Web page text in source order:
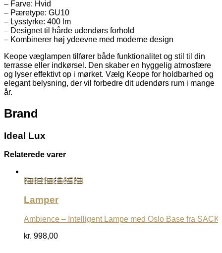
– Farve: Hvid
– Pæretype: GU10
– Lysstyrke: 400 lm
– Designet til hårde udendørs forhold
– Kombinerer høj ydeevne med moderne design
Keope væglampen tilfører både funktionalitet og stil til din
terrasse eller indkørsel. Den skaber en hyggelig atmosfære
og lyser effektivt op i mørket. Vælg Keope for holdbarhed og
elegant belysning, der vil forbedre dit udendørs rum i mange
år.
Brand
Ideal Lux
Relaterede varer
Køb Hos SACKit
Lamper
Ambience – Intelligent Lampe med Oslo Base fra
kr. 998,00